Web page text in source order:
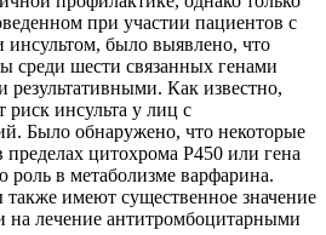
при участии пациентов с
было выявлено, что
среди шести связанных генами
Как известно,
инсульта у лиц с
Было обнаружено, что не­которые
пределах цитохрома Р450 или гена
в мета­болизме варфарина.
имеют существенное значение
на лечение антитромбоцитарными